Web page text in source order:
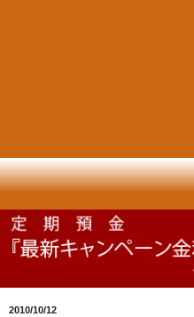
2010/10/12